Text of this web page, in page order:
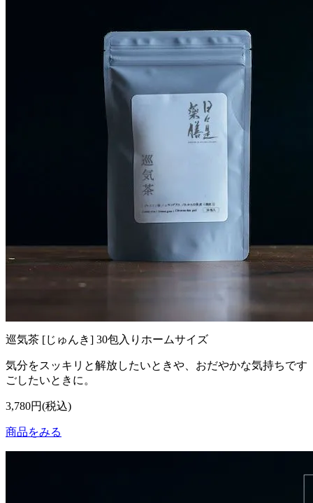
巡気茶 [じゅんき] 30包入りホームサイズ
気分をスッキリと解放したいときや、おだやかな気持ちです
ごしたいときに。
3,780円(税込)
商品をみる